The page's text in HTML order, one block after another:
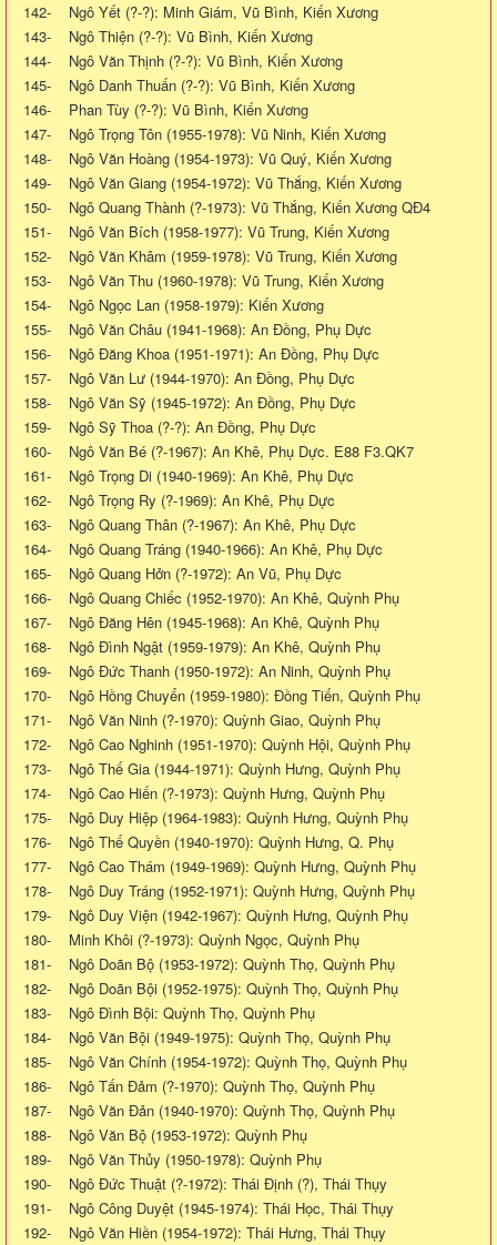
142- Ngô Yết (?-?): Minh Giám, Vũ Bình, Kiến Xương
143- Ngô Thiện (?-?): Vũ Bình, Kiến Xương
144- Ngô Văn Thịnh (?-?): Vũ Bình, Kiến Xương
145- Ngô Danh Thuấn (?-?): Vũ Bình, Kiến Xương
146- Phan Tùy (?-?): Vũ Bình, Kiến Xương
147- Ngô Trọng Tôn (1955-1978): Vũ Ninh, Kiến Xương
148- Ngô Văn Hoàng (1954-1973): Vũ Quý, Kiến Xương
149- Ngô Văn Giang (1954-1972): Vũ Thắng, Kiến Xương
150- Ngô Quang Thành (?-1973): Vũ Thắng, Kiến Xương QĐ4
151- Ngô Văn Bích (1958-1977): Vũ Trung, Kiến Xương
152- Ngô Văn Khâm (1959-1978): Vũ Trung, Kiến Xương
153- Ngô Văn Thu (1960-1978): Vũ Trung, Kiến Xương
154- Ngô Ngọc Lan (1958-1979): Kiến Xương
155- Ngô Văn Châu (1941-1968): An Đồng, Phụ Dực
156- Ngô Đăng Khoa (1951-1971): An Đồng, Phụ Dực
157- Ngô Văn Lư (1944-1970): An Đồng, Phụ Dực
158- Ngô Văn Sỹ (1945-1972): An Đồng, Phụ Dực
159- Ngô Sỹ Thoa (?-?): An Đồng, Phụ Dực
160- Ngô Văn Bé (?-1967): An Khê, Phụ Dực. E88 F3.QK7
161- Ngô Trọng Di (1940-1969): An Khê, Phụ Dực
162- Ngô Trọng Ry (?-1969): An Khê, Phụ Dực
163- Ngô Quang Thân (?-1967): An Khê, Phụ Dực
164- Ngô Quang Tráng (1940-1966): An Khê, Phụ Dực
165- Ngô Quang Hởn (?-1972): An Vũ, Phụ Dực
166- Ngô Quang Chiếc (1952-1970): An Khê, Quỳnh Phụ
167- Ngô Đăng Hên (1945-1968): An Khê, Quỳnh Phụ
168- Ngô Đình Ngật (1959-1979): An Khê, Quỳnh Phụ
169- Ngô Đức Thanh (1950-1972): An Ninh, Quỳnh Phụ
170- Ngô Hồng Chuyển (1959-1980): Đồng Tiến, Quỳnh Phụ
171- Ngô Văn Ninh (?-1970): Quỳnh Giao, Quỳnh Phụ
172- Ngô Cao Nghinh (1951-1970): Quỳnh Hội, Quỳnh Phụ
173- Ngô Thế Gia (1944-1971): Quỳnh Hưng, Quỳnh Phụ
174- Ngô Cao Hiến (?-1973): Quỳnh Hưng, Quỳnh Phụ
175- Ngô Duy Hiệp (1964-1983): Quỳnh Hưng, Quỳnh Phụ
176- Ngô Thế Quyền (1940-1970): Quỳnh Hưng, Q. Phụ
177- Ngô Cao Thám (1949-1969): Quỳnh Hưng, Quỳnh Phụ
178- Ngô Duy Tráng (1952-1971): Quỳnh Hưng, Quỳnh Phụ
179- Ngô Duy Viện (1942-1967): Quỳnh Hưng, Quỳnh Phụ
180- Minh Khôi (?-1973): Quỳnh Ngọc, Quỳnh Phụ
181- Ngô Doãn Bộ (1953-1972): Quỳnh Thọ, Quỳnh Phụ
182- Ngô Doãn Bội (1952-1975): Quỳnh Thọ, Quỳnh Phụ
183- Ngô Đình Bội: Quỳnh Thọ, Quỳnh Phụ
184- Ngô Văn Bội (1949-1975): Quỳnh Thọ, Quỳnh Phụ
185- Ngô Văn Chính (1954-1972): Quỳnh Thọ, Quỳnh Phụ
186- Ngô Tấn Đảm (?-1970): Quỳnh Thọ, Quỳnh Phụ
187- Ngô Văn Đản (1940-1970): Quỳnh Thọ, Quỳnh Phụ
188- Ngô Văn Bộ (1953-1972): Quỳnh Phụ
189- Ngô Văn Thủy (1950-1978): Quỳnh Phụ
190- Ngô Đức Thuật (?-1972): Thái Định (?), Thái Thụy
191- Ngô Công Duyệt (1945-1974): Thái Học, Thái Thụy
192- Ngô Văn Hiền (1954-1972): Thái Hưng, Thái Thụy